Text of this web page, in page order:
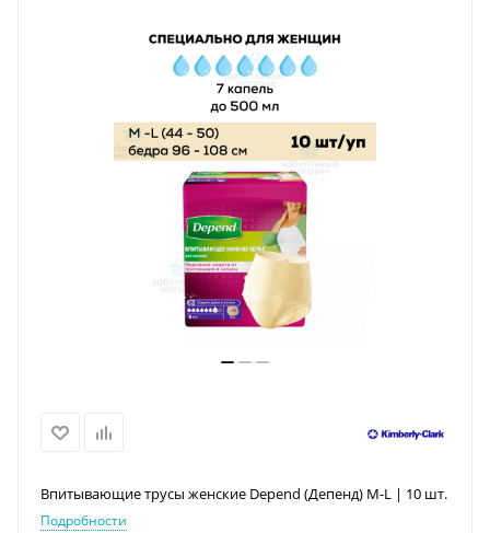
Впитывающие трусы женские Depend (Депенд) M-L | 10 шт.
Подробности